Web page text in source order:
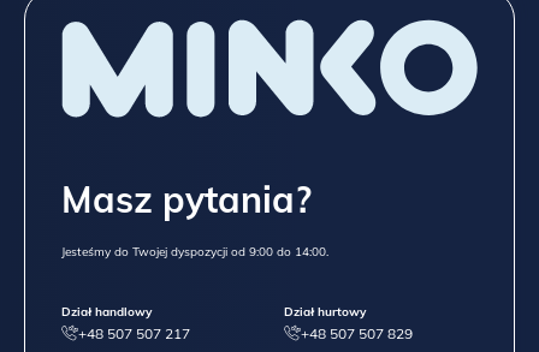
Masz pytania?
Jesteśmy do Twojej dyspozycji od 9:00 do 14:00.
Dział handlowy
+48 507 507 217
Dział hurtowy
+48 507 507 829